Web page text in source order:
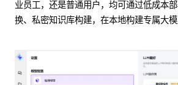
业员工，还是普通用户，均可通过低成本
换、私密知识库构建，在本地构建专属大模